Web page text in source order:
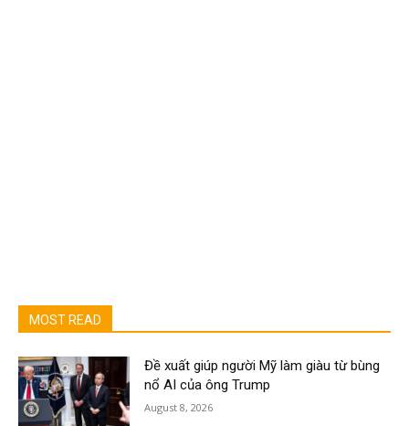
MOST READ
Đề xuất giúp người Mỹ làm giàu từ bùng
nổ AI của ông Trump
August 8, 2026